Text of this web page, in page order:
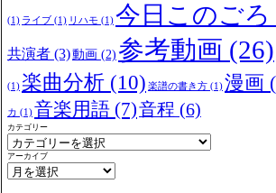
(1) ライブ (1) リハモ (1)今日このごろ
共演者 (3)動画 (2) 参考動画 (26)
(1) 楽曲分析 (10) 楽譜の書き方 (1)漫画
カ (1)音楽用語 (7)音程 (6)
カテゴリー
アーカイブ